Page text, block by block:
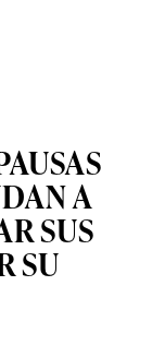
A
SUS
SU